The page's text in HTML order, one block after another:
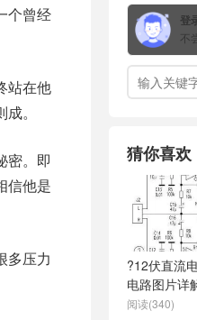
个曾经
站在他
。
密。即
信他是
多压力
登
不
猜你喜欢
?12伏直流
电路图片详
阅读(340)